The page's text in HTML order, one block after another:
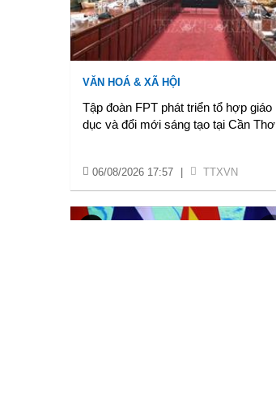
VĂN HOÁ & XÃ HỘI
Tập đoàn FPT phát triển tổ hợp giáo
dục và đổi mới sáng tạo tại Cần Thơ
06/08/2026 17:57 TTXVN